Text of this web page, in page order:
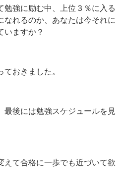
勉強に励む中、上位３％に入る
なれるのか、あなたは今それに
いますか？
おきました。
最後には勉強スケジュールを見
えて合格に一歩でも近づいて欲